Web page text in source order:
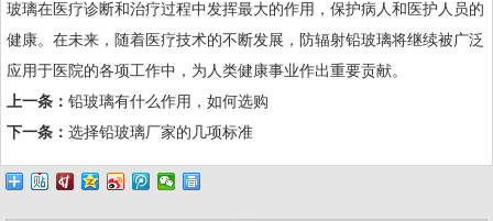
玻璃在医疗诊断和治疗过程中发挥最大的作用，保护病人和医护人员的
健康。在未来，随着医疗技术的不断发展，防辐射铅玻璃将继续被广泛
应用于医院的各项工作中，为人类健康事业作出重要贡献。
上一条： 铅玻璃有什么作用，如何选购
下一条： 选择铅玻璃厂家的几项标准